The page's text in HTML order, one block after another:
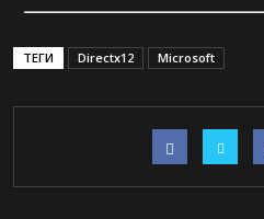
ТЕГИ Directx12 Microsoft